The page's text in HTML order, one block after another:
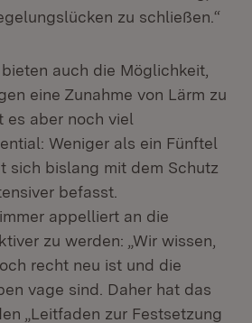
zu schließen.“
auch die Möglichkeit,
eine Zunahme von Lärm zu
es aber noch viel
Weniger als ein Fünftel
sich bislang mit dem Schutz
befasst.
appelliert an die
zu werden: „Wir wissen,
recht neu ist und die
vage sind. Daher hat das
„Leitfaden zur Festsetzung